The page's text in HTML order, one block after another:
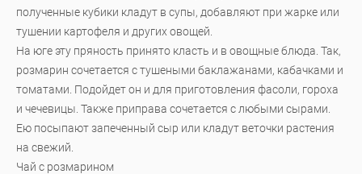
полученные кубики кладут в супы, добавляют при жарке или
тушении картофеля и других овощей.
На юге эту пряность принято класть и в овощные блюда. Так,
розмарин сочетается с тушеными баклажанами, кабачками и
томатами. Подойдет он и для приготовления фасоли, гороха
и чечевицы. Также приправа сочетается с любыми сырами.
Ею посыпают запеченный сыр или кладут веточки растения
на свежий.
Чай с розмарином